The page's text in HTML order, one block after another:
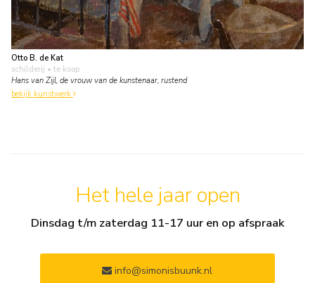
Otto B. de Kat
schilderij • te koop
Hans van Zijl, de vrouw van de kunstenaar, rustend
bekijk kunstwerk
Het hele jaar open
Dinsdag t/m zaterdag 11-17 uur en op afspraak
info@simonisbuunk.nl